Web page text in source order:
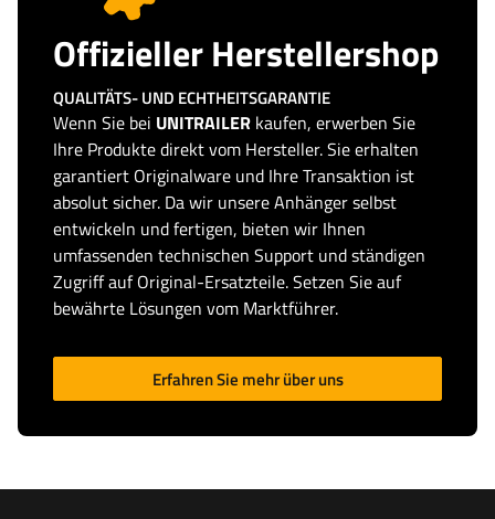
Offizieller Herstellershop
QUALITÄTS- UND ECHTHEITSGARANTIE
Wenn Sie bei UNITRAILER kaufen, erwerben Sie
Ihre Produkte direkt vom Hersteller. Sie erhalten
garantiert Originalware und Ihre Transaktion ist
absolut sicher. Da wir unsere Anhänger selbst
entwickeln und fertigen, bieten wir Ihnen
umfassenden technischen Support und ständigen
Zugriff auf Original-Ersatzteile. Setzen Sie auf
bewährte Lösungen vom Marktführer.
Erfahren Sie mehr über uns